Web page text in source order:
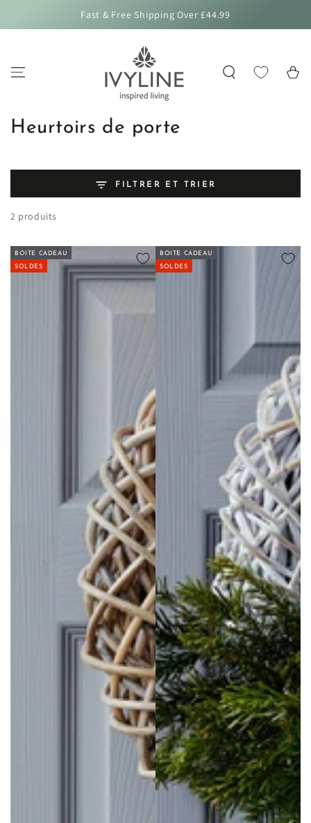
Fast & Free Shipping Over £44.99
Panier
Collection:
Heurtoirs de porte
FILTRER ET TRIER
2 produits
BOITE CADEAU
SOLDES
BOITE CADEAU
SOLDES